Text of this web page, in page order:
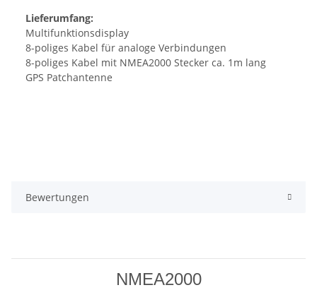
Lieferumfang:
Multifunktionsdisplay
8-poliges Kabel für analoge Verbindungen
8-poliges Kabel mit NMEA2000 Stecker ca. 1m lang
GPS Patchantenne
Bewertungen
NMEA2000